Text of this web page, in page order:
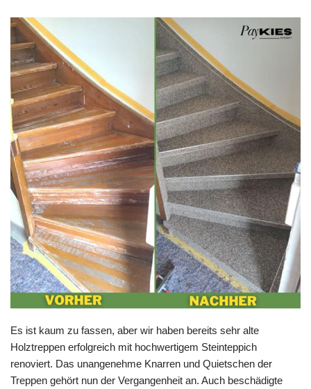
Es ist kaum zu fassen, aber wir haben bereits sehr alte
Holztreppen erfolgreich mit hochwertigem Steinteppich
renoviert. Das unangenehme Knarren und Quietschen der
Treppen gehört nun der Vergangenheit an. Auch beschädigte